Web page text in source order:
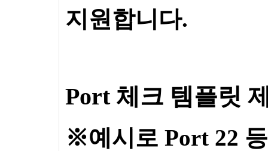
지원합니다.
Port 체크 템플릿
※예시로 Port 22